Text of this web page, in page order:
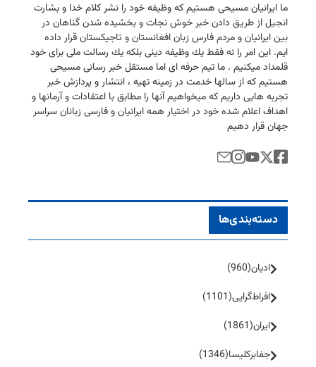
ما ایرانیان مسیحی هستیم كه وظیفه خود را نشر كلام خدا و بشارت
انجیل از طریق دادن خبر خوش نجات و بخشیده شدن گناهان در
بین ایرانیان و مردم فارس زبان افغانستان و تاجیكستان قرار داده
ایم. این امر را نه فقط یك وظیفه دینی بلكه یك رسالت ملی برای خود
قلمداد میكنیم . ما تیم حرفه ای اما مستقل خبر رسانی مسیحی
هستیم كه از سالها خدمت در زمینه تهیه ، انتشار و پردازش خبر
تجربه هایی داریم كه میخواهیم آنها را مطابق با اعتقادات و آرمانها و
اهداف اعلام شده خود در اختیار همه ایرانیان و فارسی زبانان سراسر
جهان قرار دهیم
دسته‌بندی‌ها
ادیان(960)
افراط‌گرایی(1101)
ایران(1861)
جفا‌بر‌کلیسا(1346)